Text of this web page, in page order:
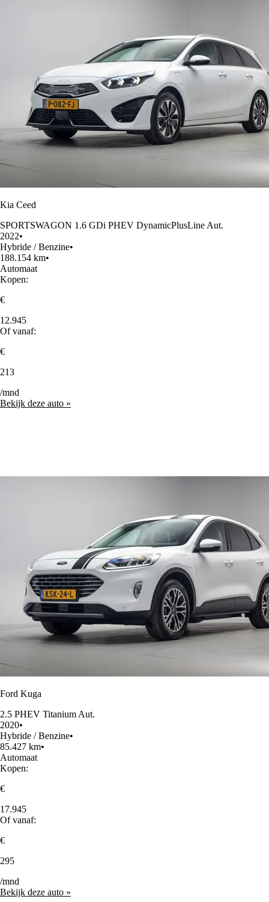
Kia Ceed
SPORTSWAGON 1.6 GDi PHEV DynamicPlusLine Aut.
2022•
Hybride / Benzine•
188.154 km•
Automaat
Kopen:
€
12.945
Of vanaf:
€
213
/mnd
Bekijk deze auto »
Ford Kuga
2.5 PHEV Titanium Aut.
2020•
Hybride / Benzine•
85.427 km•
Automaat
Kopen:
€
17.945
Of vanaf:
€
295
/mnd
Bekijk deze auto »